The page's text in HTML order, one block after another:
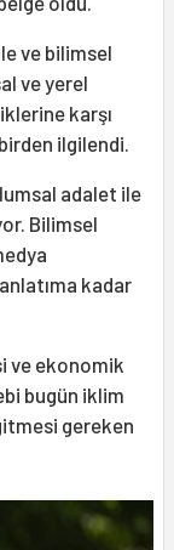
ve bilimsel
ve yerel
karşı
ilgilendi.
adalet ile
Bilimsel
kadar
ve ekonomik
bugün iklim
gereken